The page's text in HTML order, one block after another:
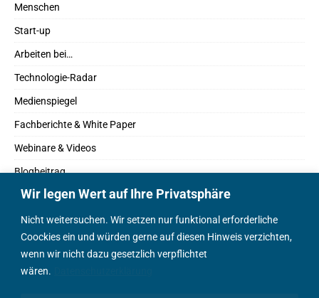
Wir legen Wert auf Ihre Privatsphäre
Nicht weitersuchen. Wir setzen nur funktional erforderliche
Coockies ein und würden gerne auf diesen Hinweis verzichten,
wenn wir nicht dazu gesetzlich verpflichtet
wären.
Menschen
Start-up
Arbeiten bei…
Technologie-Radar
Medienspiegel
Fachberichte & White Paper
Webinare & Videos
Blogbeitrag
Fachbücher
Marktreport
Podcasts
Positionspapier